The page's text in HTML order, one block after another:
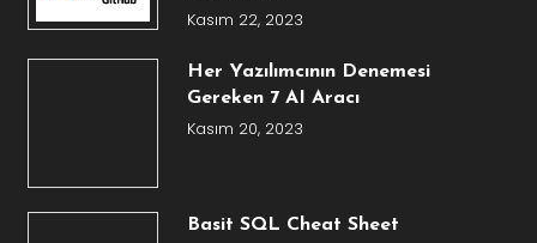
Kasım 22, 2023
Her Yazılımcının Denemesi
Gereken 7 AI Aracı
Kasım 20, 2023
Basit SQL Cheat Sheet